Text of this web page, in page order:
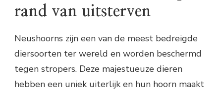
rand van uitsterven
Neushoorns zijn een van de meest bedreigde
diersoorten ter wereld en worden beschermd
tegen stropers. Deze majestueuze dieren
hebben een uniek uiterlijk en hun hoorn maakt